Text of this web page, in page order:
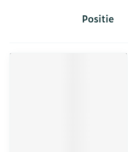
Sorteer op: